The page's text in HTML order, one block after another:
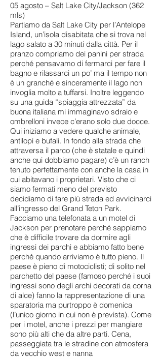
05 agosto – Salt Lake City/Jackson (362
mls)
Partiamo da Salt Lake City per l’Antelope
Island, un’isola disabitata che si trova nel
lago salato a 30 minuti dalla città. Per il
pranzo compriamo dei panini per strada
perché pensavamo di fermarci per fare il
bagno e rilassarci un po’ ma il tempo non
è un granché e sinceramente il lago non
invoglia molto a tuffarsi. Inoltre leggendo
su una guida “spiaggia attrezzata” da
buona italiana mi immaginavo sdraio e
ombrelloni invece c’erano solo due docce.
Qui iniziamo a vedere qualche animale,
antilopi e bufali. In fondo alla strada che
attraversa il parco (che è statale e quindi
anche qui dobbiamo pagare) c’è un ranch
tenuto perfettamente con anche la casa in
cui abitavano i proprietari. Visto che ci
siamo fermati meno del previsto
decidiamo di fare più strada ed avvicinarci
all’ingresso del Grand Teton Park.
Facciamo una telefonata a un motel di
Jackson per prenotare perché sappiamo
che è difficile trovare da dormire agli
ingressi dei parchi e abbiamo fatto bene
perché quando arriviamo è tutto pieno. Il
paese è pieno di motociclisti; di solito nel
parchetto del paese (famoso perché i suoi
ingressi sono degli archi decorati da corna
di alce) fanno la rappresentazione di una
sparatoria ma purtroppo è domenica
(l’unico giorno in cui non è prevista). Come
per i motel, anche i prezzi per mangiare
sono più alti che da altre parti. Cena,
passeggiata tra le stradine con atmosfera
da vecchio west e nanna